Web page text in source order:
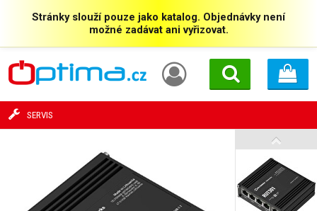
Stránky slouží pouze jako katalog. Objednávky není
možné zadávat ani vyřizovat.
SERVIS